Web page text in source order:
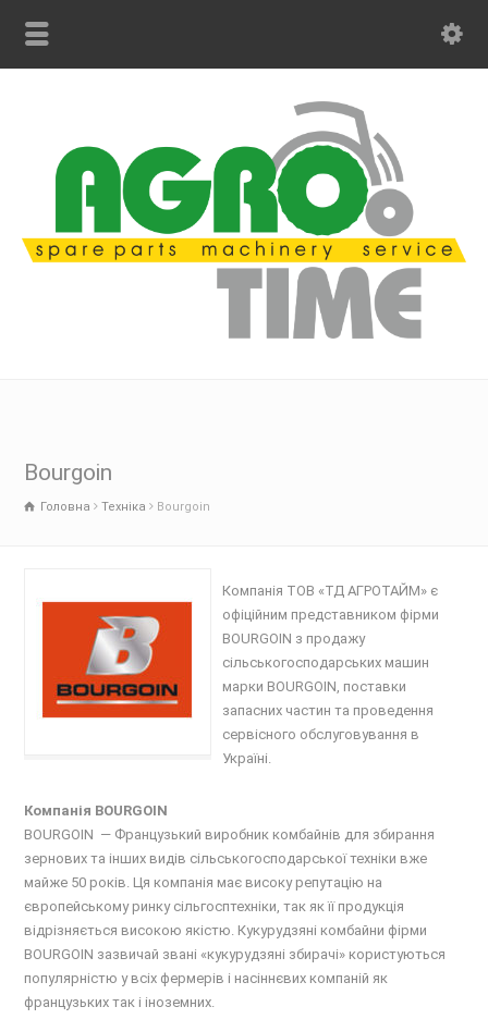
Bourgoin
Головна Техніка Bourgoin
Компанія ТОВ «ТД АГРОТАЙМ» є
офіційним представником фірми
BOURGOIN з продажу
сільськогосподарських машин
марки BOURGOIN, поставки
запасних частин та проведення
сервісного обслуговування в
Україні.
Компанія BOURGOIN
BOURGOIN — Французький виробник комбайнів для збирання
зернових та інших видів сільськогосподарської техніки вже
майже 50 років. Ця компанія має високу репутацію на
європейському ринку сільгосптехніки, так як її продукція
відрізняється високою якістю. Кукурудзяні комбайни фірми
BOURGOIN зазвичай звані «кукурудзяні збирачі» користуються
популярністю у всіх фермерів і насіннєвих компаній як
французьких так і іноземних.